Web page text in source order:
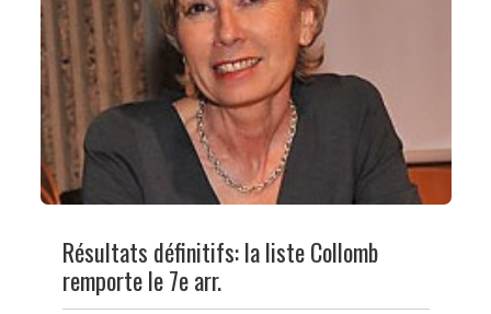
Résultats définitifs: la liste Collomb
remporte le 7e arr.